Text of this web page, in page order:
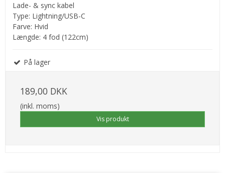
Lade- & sync kabel
Type: Lightning/USB-C
Farve: Hvid
Længde: 4 fod (122cm)
På lager
189,00 DKK
(inkl. moms)
Vis produkt